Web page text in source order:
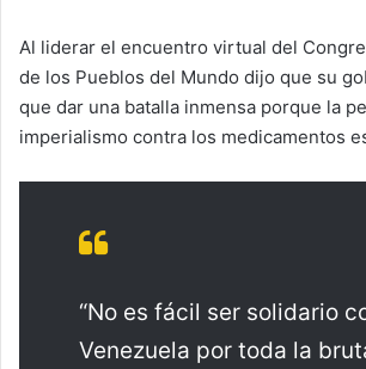
Al liderar el encuentro virtual del
de los Pueblos del Mundo dijo que su
que dar una batalla inmensa porque la
imperialismo contra los medicamentos
“No es fácil ser solidario
Venezuela por toda la